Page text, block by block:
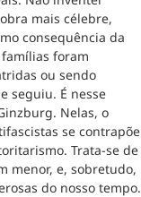
mais célebre,
consequência da
foram
ou sendo
seguiu. É nesse
Nelas, o
se contrapõe
Trata-se de
menor, e, sobretudo,
do nosso tempo.